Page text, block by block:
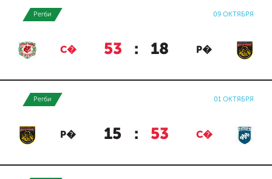
Регби 09 ОКТЯБРЯ
С� 53 : 18 Р�
Регби 01 ОКТЯБРЯ
Р� 15 : 53 С�